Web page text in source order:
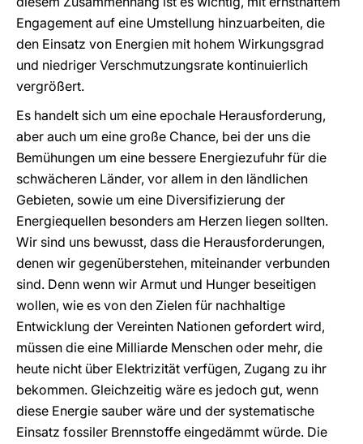
Engagement auf eine Umstellung hinzuarbeiten, die
den Einsatz von Energien mit hohem Wirkungsgrad
und niedriger Verschmutzungsrate kontinuierlich
vergrößert.
Es handelt sich um eine epochale Herausforderung,
aber auch um eine große Chance, bei der uns die
Bemühungen um eine bessere Energiezufuhr für die
schwächeren Länder, vor allem in den ländlichen
Gebieten, sowie um eine Diversifizierung der
Energiequellen besonders am Herzen liegen sollten.
Wir sind uns bewusst, dass die Herausforderungen,
denen wir gegenüberstehen, miteinander verbunden
sind. Denn wenn wir Armut und Hunger beseitigen
wollen, wie es von den Zielen für nachhaltige
Entwicklung der Vereinten Nationen gefordert wird,
müssen die eine Milliarde Menschen oder mehr, die
heute nicht über Elektrizität verfügen, Zugang zu ihr
bekommen. Gleichzeitig wäre es jedoch gut, wenn
diese Energie sauber wäre und der systematische
Einsatz fossiler Brennstoffe eingedämmt würde. Die